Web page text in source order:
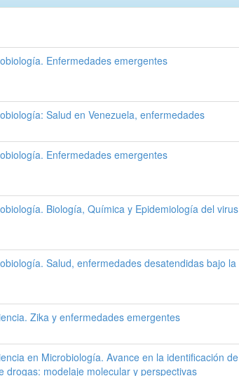
Enfermedades emergentes
Salud en Venezuela, enfermedades
Enfermedades emergentes
Biología, Química y Epidemiología del virus
Salud, enfermedades desatendidas bajo la
Zika y enfermedades emergentes
en Microbiología. Avance en la identificación de
drogas: modelaje molecular y perspectivas